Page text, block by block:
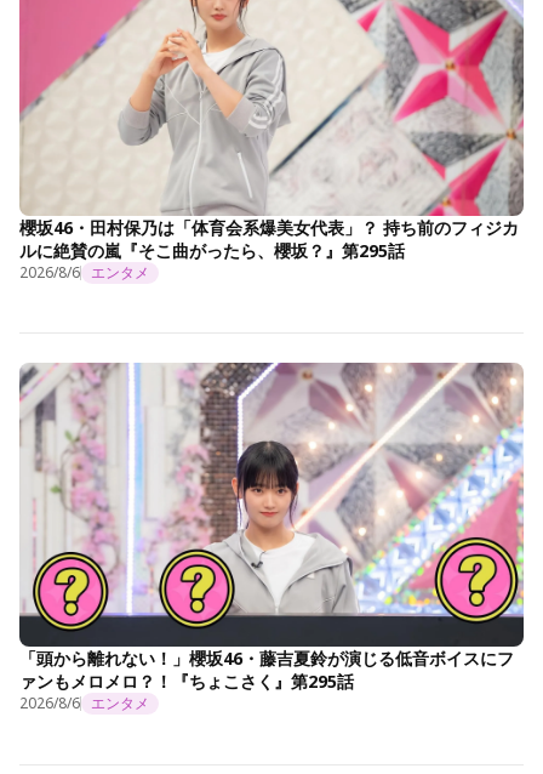
櫻坂46・田村保乃は「体育会系爆美女代表」？ 持ち前のフィジカ
ルに絶賛の嵐『そこ曲がったら、櫻坂？』第295話
2026/8/6 エンタメ
「頭から離れない！」櫻坂46・藤吉夏鈴が演じる低音ボイスにフ
ァンもメロメロ？！『ちょこさく』第295話
2026/8/6 エンタメ